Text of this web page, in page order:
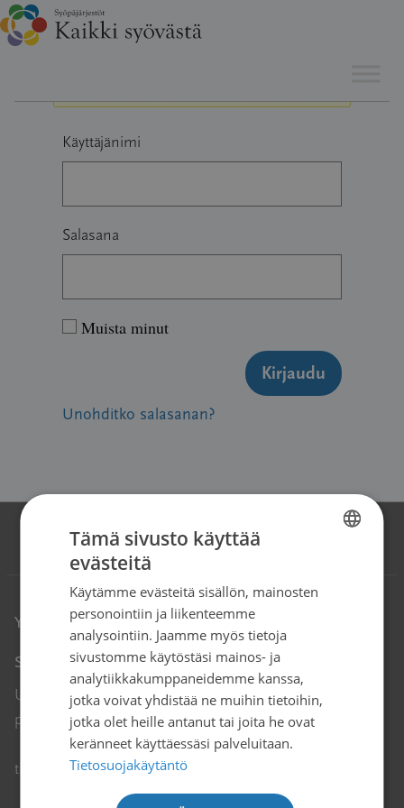
sisältöön
Käyttäjänimi
Salasana
Muista minut
Kirjaudu
Unohditko salasanan?
Yhteystiedot
Syöpäjärjestöt
Unioninkatu 22, 00130 Helsinki
puh. 09 135 331
tiedotus@cancer.fi↗Avautuu uuteen ikkunaan
SWEDISH
Tämä sivusto käyttää
evästeitä
Käytämme evästeitä sisällön, mainosten
personointiin ja liikenteemme
analysointiin. Jaamme myös tietoja
sivustomme käytöstäsi mainos- ja
analytiikkakumppaneidemme kanssa,
jotka voivat yhdistää ne muihin tietoihin,
jotka olet heille antanut tai joita he ovat
keränneet käyttäessäsi palveluitaan.
Tietosuojakäytäntö